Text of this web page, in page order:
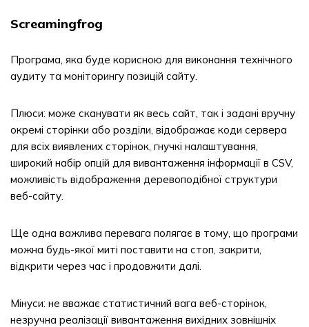
Screamingfrog
Програма, яка буде корисною для виконання технічного
аудиту та моніторингу позицій сайту.
Плюси: може сканувати як весь сайт, так і задані вручну
окремі сторінки або розділи, відображає коди сервера
для всіх виявлених сторінок, гнучкі налаштування,
широкий набір опцій для вивантаження інформації в CSV,
можливість відображення деревоподібної структури
веб-сайту.
Ще одна важлива перевага полягає в тому, що програми
можна будь-якої миті поставити на стоп, закрити,
відкрити через час і продовжити далі.
Мінуси: не вважає статистичний вага веб-сторінок,
незручна реалізації вивантаження вихідних зовнішніх